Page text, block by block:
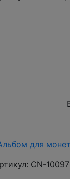
для
CN-